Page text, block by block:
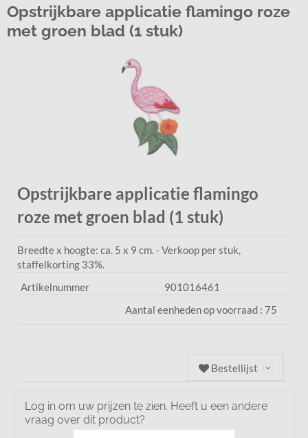
Opstrijkbare applicatie flamingo roze
met groen blad (1 stuk)
Opstrijkbare applicatie flamingo
roze met groen blad (1 stuk)
Breedte x hoogte: ca. 5 x 9 cm. - Verkoop per stuk,
staffelkorting 33%.
Artikelnummer
901016461
Aantal eenheden op voorraad : 75
Bestellijst
Log in om uw prijzen te zien. Heeft u een andere
vraag over dit product?